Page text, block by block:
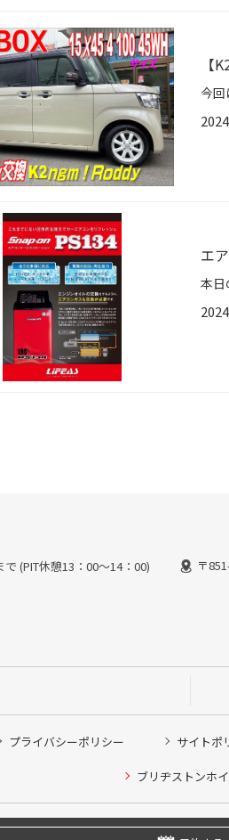
【
エ
(PIT休憩13：00～14：00) 〒
プライバシーポリシー サイトポ
ブリヂストンホ
Copyright © 2024 Bridgestone Retail
ト作業の予約
のクローク契約会員の方はこちらを選択
ご利用いただけません